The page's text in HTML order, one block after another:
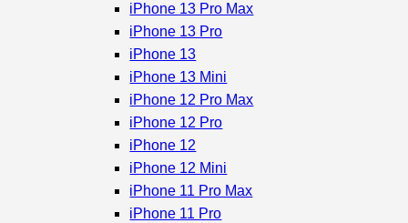
iPhone 13 Pro Max
iPhone 13 Pro
iPhone 13
iPhone 13 Mini
iPhone 12 Pro Max
iPhone 12 Pro
iPhone 12
iPhone 12 Mini
iPhone 11 Pro Max
iPhone 11 Pro